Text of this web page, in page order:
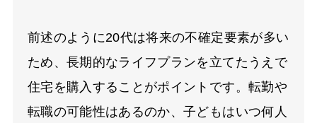
前述のように20代は将来の不確定要素が多い
ため、長期的なライフプランを立てたうえで
住宅を購入することがポイントです。転勤や
転職の可能性はあるのか、子どもはいつ何人